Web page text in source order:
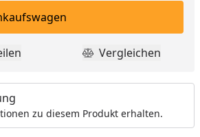
den Einkaufswagen legen
Produkt
Vergleichen
zu diesem Produkt erhalten.